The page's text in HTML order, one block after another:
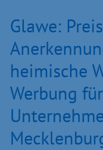
Glawe:
heimische
Werbung